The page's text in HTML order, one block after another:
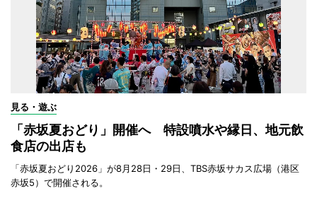
見る・遊ぶ
「赤坂夏おどり」開催へ 特設噴水や縁日、地元飲
食店の出店も
「赤坂夏おどり2026」が8月28日・29日、TBS赤坂サカス広場（港区
赤坂5）で開催される。